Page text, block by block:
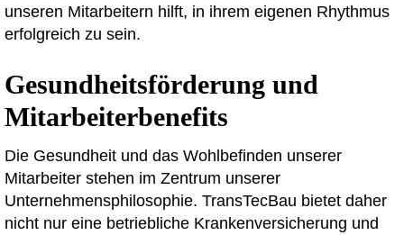
unseren Mitarbeitern hilft, in ihrem eigenen Rhythmus
erfolgreich zu sein.
Gesundheitsförderung und
Mitarbeiterbenefits
Die Gesundheit und das Wohlbefinden unserer
Mitarbeiter stehen im Zentrum unserer
Unternehmensphilosophie. TransTecBau bietet daher
nicht nur eine betriebliche Krankenversicherung und